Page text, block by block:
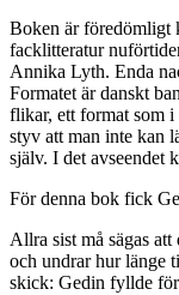
Boken är föredömligt
facklitteratur
Annika Lyth. Enda
Formatet är danskt
flikar, ett format som i
styv att man inte kan
själv. I det avseendet
För denna bok fick
Allra sist må sägas
och undrar hur länge
skick: Gedin fyllde